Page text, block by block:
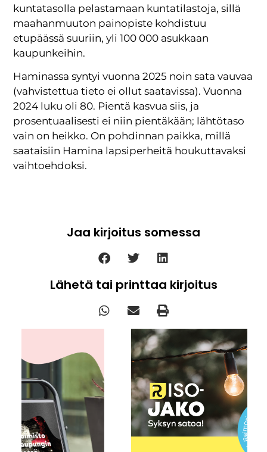
kuntatasolla pelastamaan kuntatilastoja, sillä
maahanmuuton painopiste kohdistuu
etupäässä suuriin, yli 100 000 asukkaan
kaupunkeihin.
Haminassa syntyi vuonna 2025 noin sata vauvaa
(vahvistettua tieto ei ollut saatavissa). Vuonna
2024 luku oli 80. Pientä kasvua siis, ja
prosentuaalisesti ei niin pientäkään; lähtötaso
vain on heikko. On pohdinnan paikka, millä
saataisiin Hamina lapsiperheitä houkuttavaksi
vaihtoehdoksi.
Jaa kirjoitus somessa
Lähetä tai printtaa kirjoitus